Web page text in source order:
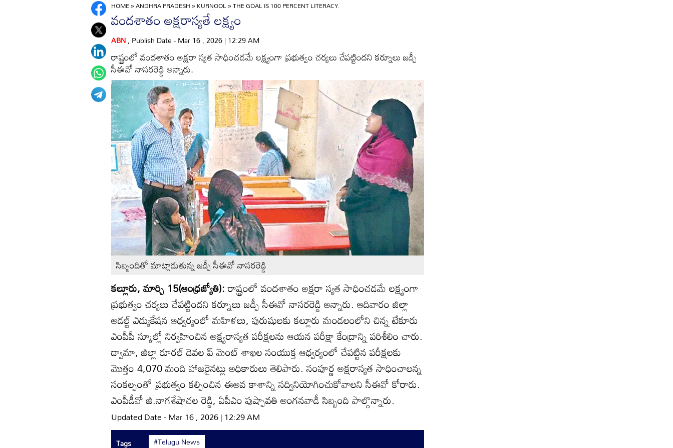
HOME»ANDHRA PRADESH»KURNOOL»THE GOAL IS 100 PERCENT LITERACY.
వందశాతం అక్షరాస్యతే లక్ష్యం
ABN, Publish Date - Mar 16 , 2026 | 12:29 AM
రాష్ట్రంలో వందశాతం అక్షరా స్యత సాధించడమే లక్ష్యంగా ప్రభుత్వం చర్యలు చేపట్టిందని కర్నూలు జడ్పీ
సీఈవో నాసరరెడ్డి అన్నారు.
సిబ్బందితో మాట్లాడుతున్న జడ్పీ సీఈవో నాసరరెడ్డి
కల్లూరు, మార్చి 15(ఆంధ్రజ్యోతి):రాష్ట్రంలో వందశాతం అక్షరా స్యత సాధించడమే లక్ష్యంగా
ప్రభుత్వం చర్యలు చేపట్టిందని కర్నూలు జడ్పీ సీఈవో నాసరరెడ్డి అన్నారు. ఆదివారం జిల్లా
అడల్ట్‌ ఎడ్యుకేషన ఆధ్వర్యంలో మహిళలు, పురుషులకు కల్లూరు మండలంలోని చిన్న టేకూరు
ఎంపీపీ స్కూల్లో నిర్వహించిన అక్ష్యరాస్యత పరీక్షలను ఆయన పరీక్షా కేంద్రాన్ని పరిశీలిం చారు.
డ్వామా, జిల్లా రూరల్‌ డెవల ప్‌ మెంట్‌ శాఖల సంయుక్త ఆధ్వర్యంలో చేపట్టిన పరీక్షలకు
మొత్తం 4,070 మంది హాజరైనట్లు అధికారులు తెలిపారు. సంపూర్ణ అక్షరాస్యత సాధించాలన్న
సంకల్పంతో ప్రభుత్వం కల్పించిన ఈఅవ కాశాన్ని సద్వినియోగించుకోవాలని సీఈవో కోరారు.
ఎంపీడీవో జి.నాగశేషాచల రెడ్డి, ఏపీఎం పుష్పావతి అంగనవాడీ సిబ్బంది పాల్గొన్నారు.
Updated Date - Mar 16 , 2026 | 12:29 AM
Tags #Telugu News